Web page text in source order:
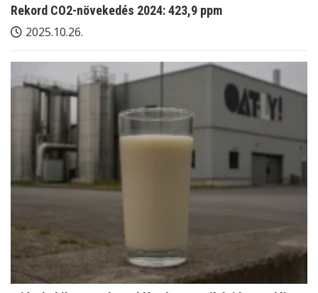
Rekord CO2-növekedés 2024: 423,9 ppm
2025.10.26.